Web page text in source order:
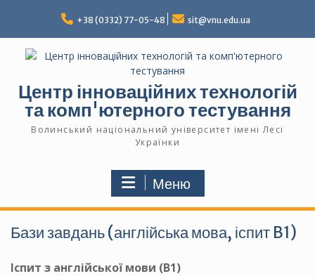
вмісту
+38 (0332) 77-05-48 sit@vnu.edu.ua
Центр інноваційних технологій
та комп'ютерного тестування
Волинський національний університет імені Лесі
Українки
Меню
Бази завдань (англійська мова, іспит B1)
Іспит з англійської мови (B1)